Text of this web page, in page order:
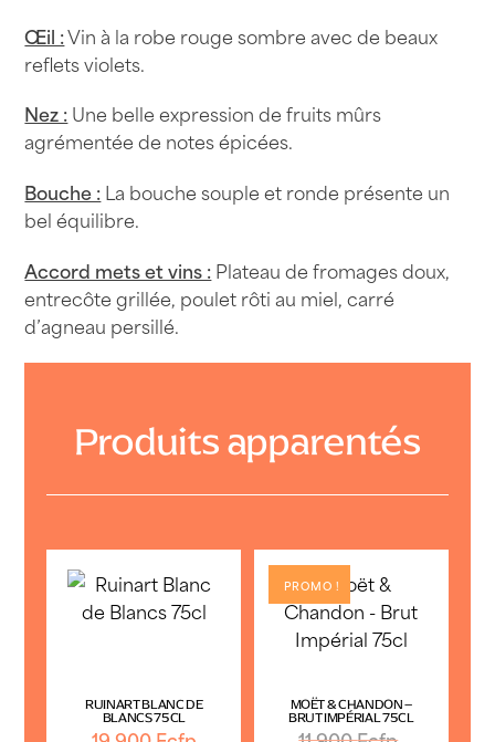
Œil :Vin à la robe rouge sombre avec de beaux
reflets violets.
Nez :Une belle expression de fruits mûrs
agrémentée de notes épicées.
Bouche :La bouche souple et ronde présente un
bel équilibre.
Accord mets et vins :Plateau de fromages doux,
entrecôte grillée, poulet rôti au miel, carré
d’agneau persillé.
Produits apparentés
RUINART BLANC DE
BLANCS 75CL
PROMO !
MOËT & CHANDON –
BRUT IMPÉRIAL 75CL